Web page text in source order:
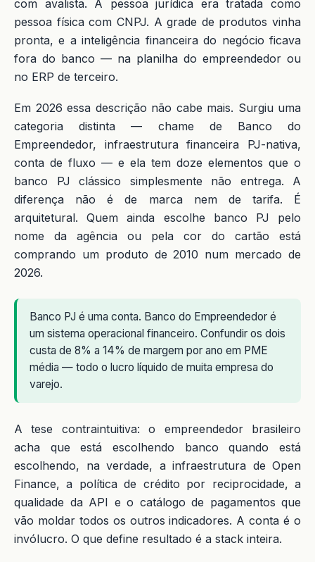
com avalista. A pessoa jurídica era tratada como
pessoa física com CNPJ. A grade de produtos vinha
pronta, e a inteligência financeira do negócio ficava
fora do banco — na planilha do empreendedor ou
no ERP de terceiro.
Em 2026 essa descrição não cabe mais. Surgiu uma
categoria distinta — chame de Banco do
Empreendedor, infraestrutura financeira PJ-nativa,
conta de fluxo — e ela tem doze elementos que o
banco PJ clássico simplesmente não entrega. A
diferença não é de marca nem de tarifa. É
arquitetural. Quem ainda escolhe banco PJ pelo
nome da agência ou pela cor do cartão está
comprando um produto de 2010 num mercado de
2026.
Banco PJ é uma conta. Banco do Empreendedor é
um sistema operacional financeiro. Confundir os dois
custa de 8% a 14% de margem por ano em PME
média — todo o lucro líquido de muita empresa do
varejo.
A tese contraintuitiva: o empreendedor brasileiro
acha que está escolhendo banco quando está
escolhendo, na verdade, a infraestrutura de Open
Finance, a política de crédito por reciprocidade, a
qualidade da API e o catálogo de pagamentos que
vão moldar todos os outros indicadores. A conta é o
invólucro. O que define resultado é a stack inteira.